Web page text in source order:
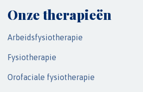
Onze therapieën
Arbeidsfysiotherapie
Fysiotherapie
Orofaciale fysiotherapie